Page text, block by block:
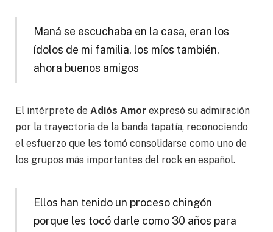
Maná se escuchaba en la casa, eran los
ídolos de mi familia, los míos también,
ahora buenos amigos
El intérprete de Adiós Amor expresó su admiración
por la trayectoria de la banda tapatía, reconociendo
el esfuerzo que les tomó consolidarse como uno de
los grupos más importantes del rock en español.
Ellos han tenido un proceso chingón
porque les tocó darle como 30 años para